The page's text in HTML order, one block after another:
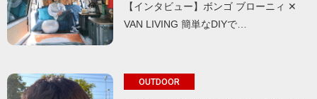
【インタビュー】ボンゴ ブローニィ ✕
VAN LIVING 簡単なDIYで…
OUTDOOR